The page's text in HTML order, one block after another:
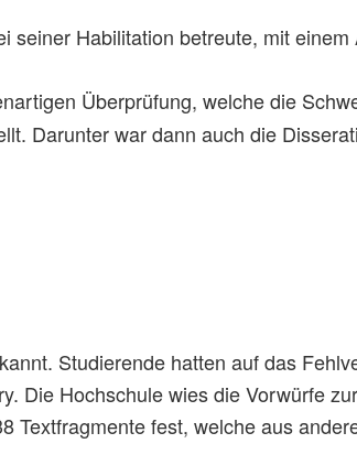
seiner Habilitation betreute, mit
Überprüfung, welche die
Darunter war dann auch die
Studierende hatten auf das
Die Hochschule wies die Vorwürfe
Textfragmente fest, welche aus